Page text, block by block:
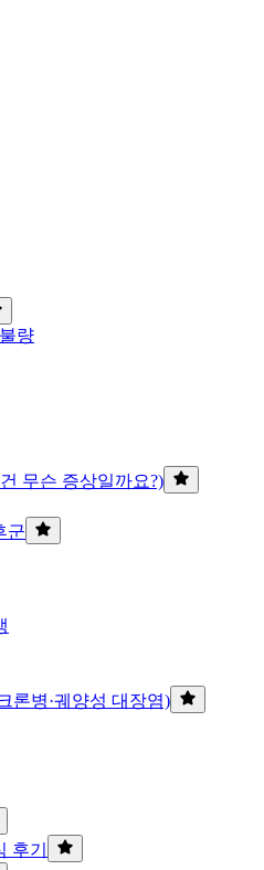
량
무슨 증상일까요?)
군
론병·궤양성 대장염)
후기